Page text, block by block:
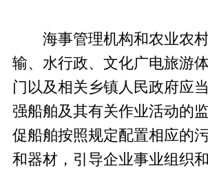
海事管理机构和农业农村
输、水行政、文化广电旅游
门以及相关乡镇人民政府应
强船舶及其有关作业活动的
促船舶按照规定配置相应的
和器材，引导企业事业组织